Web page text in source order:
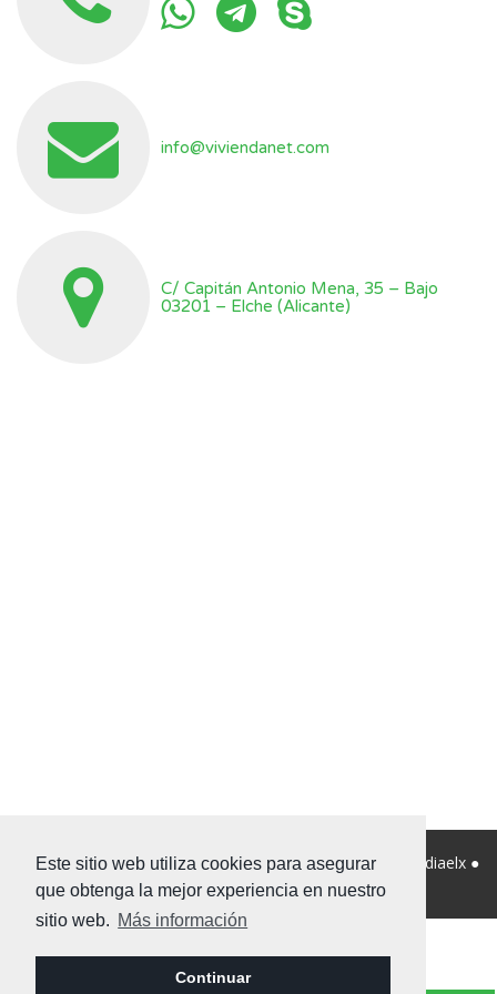
Este sitio web utiliza cookies para asegurar
que obtenga la mejor experiencia en nuestro
sitio web. Más información
Continuar
info@viviendanet.com
C/ Capitán Antonio Mena, 35 – Bajo
03201 – Elche (Alicante)
© 2026 Viviendanet Asesores Inmobiliarios ● Diseño: Mediaelx ●
Nota legal●Privacidad● Mapa Web